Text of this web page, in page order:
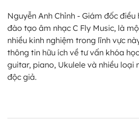
Nguyễn Anh Chỉnh - Giám đốc
đào tạo âm nhạc C Fly Music, là
nhiều kinh nghiệm trong lĩnh vực
thông tin hữu ích về tư vấn khóa
guitar, piano, Ukulele và nhiều loại
độc giả.